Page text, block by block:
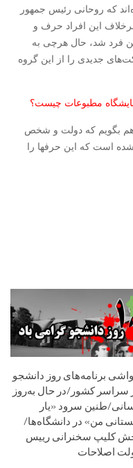
که روحانی رئیس جمهور
این افراد حرف و
فرد شد، حال هرچی به
جدیدی را از این گروه
مطبوعات چیست؟
هم بگویم که دولت و شخص
است که این حرفها را
برنامه‌های روز دانشجو
سراسر کشور/در حال به‌روز
طنین سرود «یار
من» در دانشگاه‌ها/
کلیپ سخنرانی رییس
اصلاحات